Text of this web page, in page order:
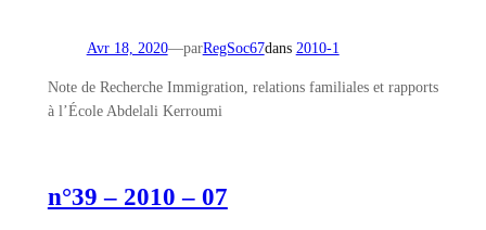
Avr 18, 2020—parRegSoc67dans 2010-1
Note de Recherche Immigration, relations familiales et rapports
à l’École Abdelali Kerroumi
n°39 – 2010 – 07